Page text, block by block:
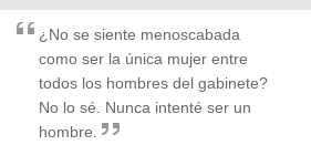
¿No se siente menoscabada
como ser la única mujer entre
todos los hombres del gabinete?
No lo sé. Nunca intenté ser un
hombre.